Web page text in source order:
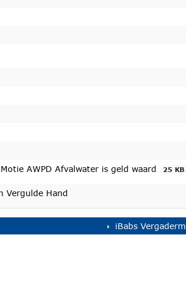
Motie AWPD Afvalwater is geld waard 25 KB
Vergulde Hand
iBabs